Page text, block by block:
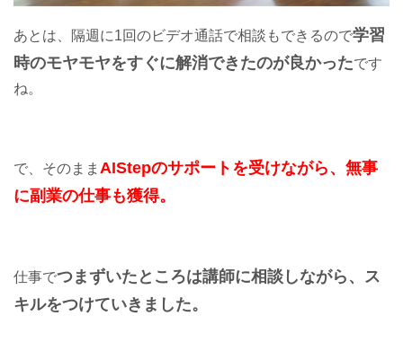
あとは、隔週に1回のビデオ通話で相談もできるので学習
時のモヤモヤをすぐに解消できたのが良かったです
ね。
で、そのまま AIStepのサポートを受けながら、無事
に副業の仕事も獲得。
仕事でつまずいたところは講師に相談しながら、ス
キルをつけていきました。